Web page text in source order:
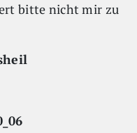
bitte nicht mir zu